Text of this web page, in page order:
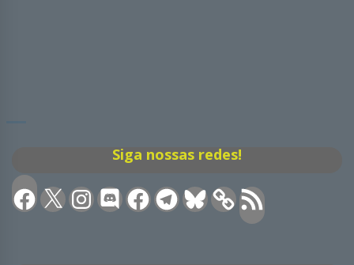
Siga nossas redes!
Facebook
X Instagram
DiscordFacebookTelegramBluesky Feed
RSS